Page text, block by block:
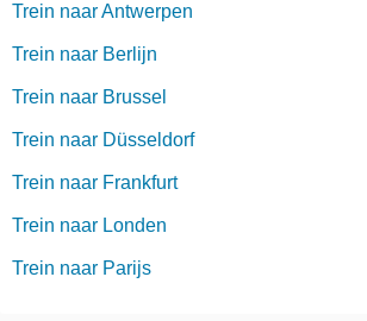
Trein naar Antwerpen
Trein naar Berlijn
Trein naar Brussel
Trein naar Düsseldorf
Trein naar Frankfurt
Trein naar Londen
Trein naar Parijs